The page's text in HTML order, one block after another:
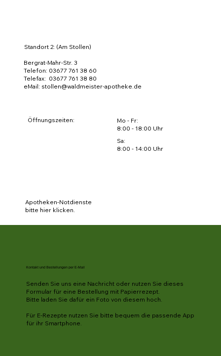
Standort 2: (Am Stollen)
Bergrat-Mahr-Str. 3
Telefon: 03677 761 38 60
Telefax: 03677 761 38 80
eMail: stollen@waldmeister-apotheke.de
Öffnungszeiten:
Mo - Fr:
8:00 - 18:00 Uhr
Sa:
8:00 - 14:00 Uhr
Apotheken-Notdienste
bitte hier klicken.
Kontakt und Bestellungen per E-Mail
Senden Sie uns eine Nachricht oder nutzen Sie dieses
Formular für eine Bestellung mit Papierrezept.
Bitte laden Sie dafür ein Foto von diesem hoch.
Für E-Rezepte nutzen Sie bitte bequem die passende App
für ihr Smartphone.